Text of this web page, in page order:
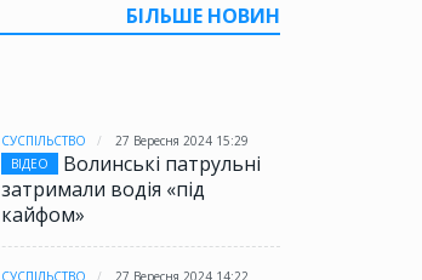
БІЛЬШЕ НОВИН
СУСПІЛЬСТВО
27 Вересня 2024 15:29
ВІДЕО
Волинські патрульні
затримали водія «під
кайфом»
СУСПІЛЬСТВО
27 Вересня 2024 14:22